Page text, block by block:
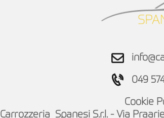
049
Cookie
Carrozzeria Spanesi S.r.l. - Via